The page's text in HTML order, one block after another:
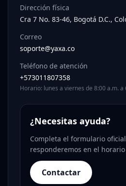
Dirección física
Cra 7 No. 83-46, Bogotá D.C.,
Correo
soporte@yaxa.co
Teléfono de atención
+573011807358
Horario: lunes a viernes de 8:00 a.m. a
¿Necesitas ayuda?
Completa el formulario
responderemos en el
Contactar